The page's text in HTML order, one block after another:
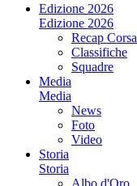
Edizione 2026
Edizione 2026
Recap Corsa
Classifiche
Squadre
Media
Media
News
Foto
Video
Storia
Storia
Albo d'Oro